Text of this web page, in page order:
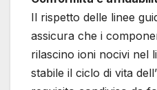
Il rispetto delle linee
assicura che i
rilascino ioni nocivi nel
stabile il ciclo di vita